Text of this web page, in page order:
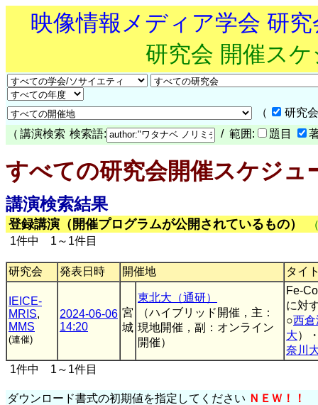
映像情報メディア学会 研
研究会 開催ス
（
研究
（ 講演検索 検索語: / 範囲: 題目
すべての研究会開催スケジュ
講演検索結果
登録講演（開催プログラムが公開されているもの）
1件中 1～1件目
研究会 発表日時 開催地 タイ
IEICE-
MRIS,
MMS
(連催)
2024-06-06
14:20
宮
城
東北大（通研）
（ハイブリッド開催，主：
現地開催，副：オンライン
開催）
Fe-
に対
○西
大）
奈川
1件中 1～1件目
ダウンロード書式の初期値を指定してください ＮＥＷ！！